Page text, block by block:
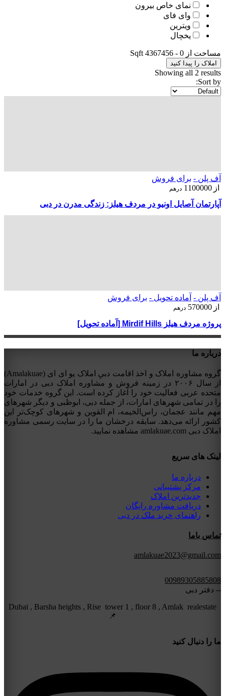
نمای خاص بیرون
وای فای
ویترین
یخچال
مساحت از 0
-
4367456
Sqft
املاک را پیدا کنید
Showing all 2 results
Sort by:
آف پلن - برای فروش
از 1100000 درهم
آپارتمان‌ آصایل اونیو در مردف هیلز: زندگی مدرن در دبی
آف پلن - آماده تحویل - برای فروش
از 570000 درهم
پروژه مردف هیلز Mirdif Hills [آماده تحویل]
درباره ما
گروه مشاوره املاک و اخذ اقامت دبیِ املاک یو ای ای (Amalakuae)
از سال ۲۰۰۶ در زمینه فروش و مشاوره املاک دبی در امارات
متحده عربی فعالیت خود را آغاز کرده است. این گروه خدمات خود
را در تمامی شهرهای امارات، از جمله دبی، ابوظبی و دیگر شهرهای
مهم مانند عجمان، راس‌الخیمه، ام القوین و شهرهای کوچک‌تر این
کشور ارائه می‌دهد. سابقه درخشان ما را در سایت رسمی مشاوره
املاک دبی amlakuae.com مشاهده نمایید.
لینک های سریع
درباره ما
مرکز پشتیبانی
جدیدترین املاک
دریافت مشاوره رایگان
راهنمای خرید ملک در دبی
تماس باما
amlakuae2023@gmail.com
00989305885808
-- دفتر دبی
Dubai , Barsha heights , Rise tower 1 , floor 8 , Amlak realestate
📌
ما را دنبال کنید